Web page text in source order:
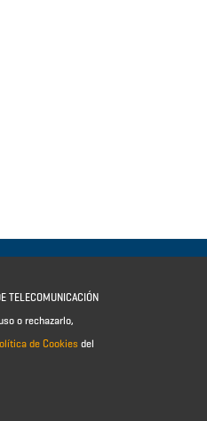
o rechazarlo,
de Cookies del